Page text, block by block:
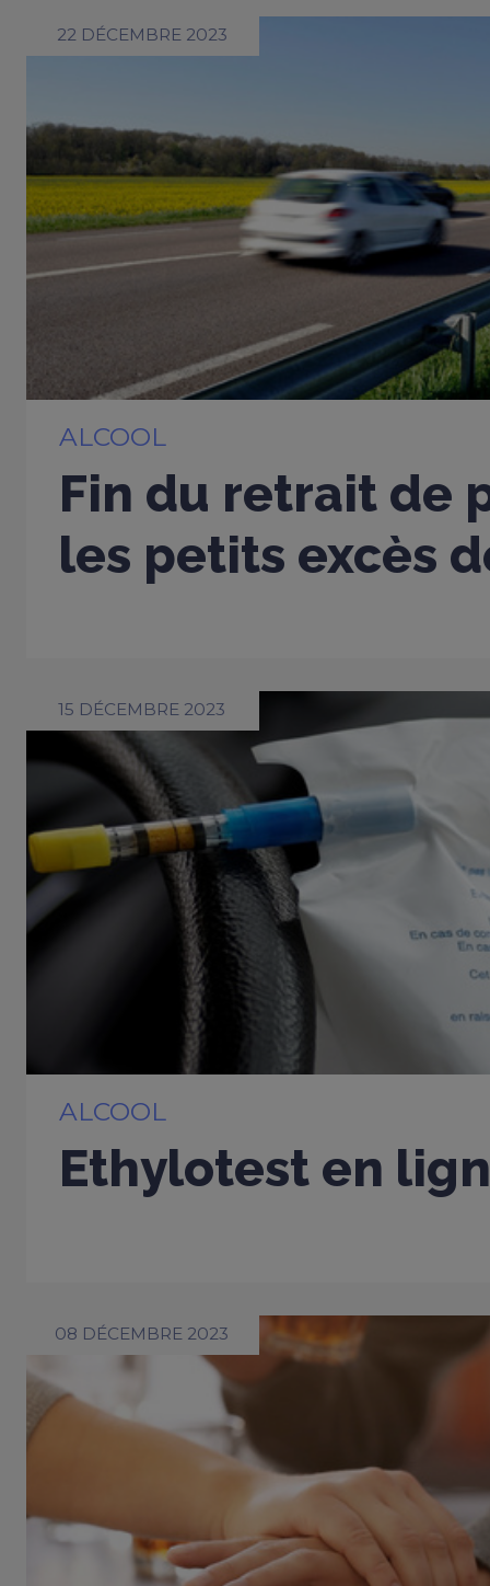
22 DÉCEMBRE 2023
ALCOOL
Fin du retrait de
les petits excès
15 DÉCEMBRE 2023
ALCOOL
Ethylotest en
08 DÉCEMBRE 2023